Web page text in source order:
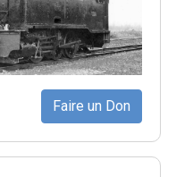
Faire un Don